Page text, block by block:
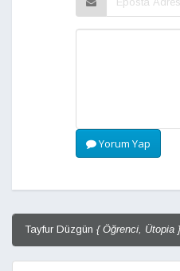
Yorum Yap
Tayfur Düzgün { Öğrenci, Ütopia }